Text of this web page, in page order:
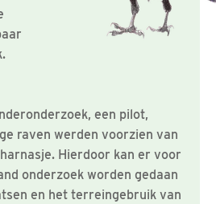
een pilot,
raven werden voorzien van
Hierdoor kan er voor
onderzoek worden gedaan
en het terreingebruik van